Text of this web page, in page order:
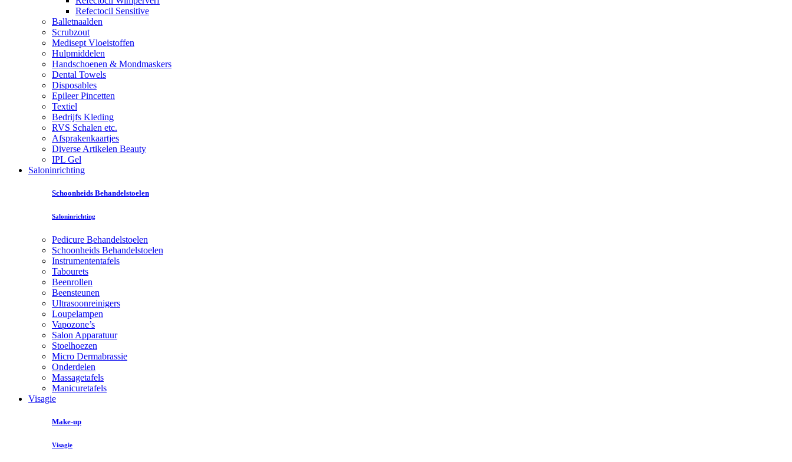
Refectocil Sensitive
Balletnaalden
Scrubzout
Medisept Vloeistoffen
Hulpmiddelen
Handschoenen & Mondmaskers
Dental Towels
Disposables
Epileer Pincetten
Textiel
Bedrijfs Kleding
RVS Schalen etc.
Afsprakenkaartjes
Diverse Artikelen Beauty
IPL Gel
Saloninrichting
Schoonheids Behandelstoelen
Saloninrichting
Pedicure Behandelstoelen
Schoonheids Behandelstoelen
Instrumententafels
Tabourets
Beenrollen
Beensteunen
Ultrasoonreinigers
Loupelampen
Vapozone’s
Salon Apparatuur
Stoelhoezen
Micro Dermabrassie
Onderdelen
Massagetafels
Manicuretafels
Visagie
Make-up
Visagie